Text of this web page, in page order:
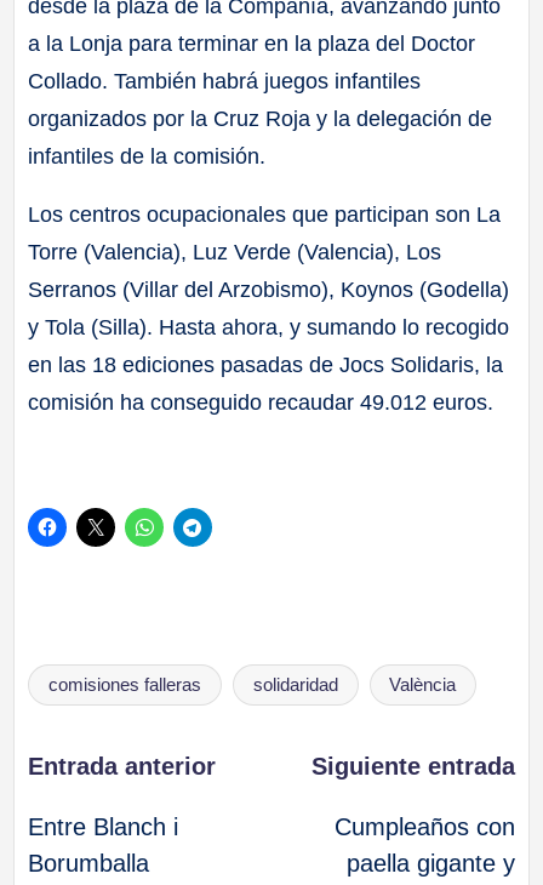
desde la plaza de la Compañía, avanzando junto
a la Lonja para terminar en la plaza del Doctor
Collado. También habrá juegos infantiles
organizados por la Cruz Roja y la delegación de
infantiles de la comisión.
Los centros ocupacionales que participan son La
Torre (Valencia), Luz Verde (Valencia), Los
Serranos (Villar del Arzobismo), Koynos (Godella)
y Tola (Silla). Hasta ahora, y sumando lo recogido
en las 18 ediciones pasadas de Jocs Solidaris, la
comisión ha conseguido recaudar 49.012 euros.
Etiquetas:
comisiones falleras solidaridad València
Navegación
de
Entrada anterior
Entre Blanch i
Borumballa
Siguiente entrada
Cumpleaños con
paella gigante y